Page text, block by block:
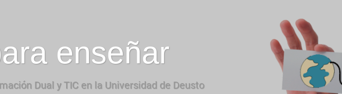
enseñar
Dual y TIC en la Universidad de Deusto